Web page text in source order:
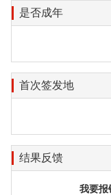
是否成年
首次签发地
结果反馈
我要报